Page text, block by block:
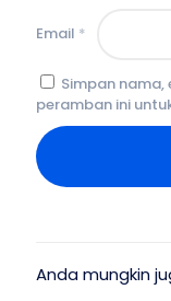
Email *
Simpan
peramban ini
Anda mungkin